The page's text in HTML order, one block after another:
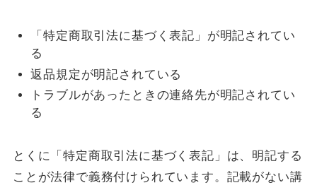
「特定商取引法に基づく表記」が明記されてい
る
返品規定が明記されている
トラブルがあったときの連絡先が明記されてい
る
とくに「特定商取引法に基づく表記」は、明記する
ことが法律で義務付けられています。記載がない講